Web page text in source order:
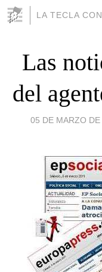
LA TECLA
Las
del
05 DE MARZO